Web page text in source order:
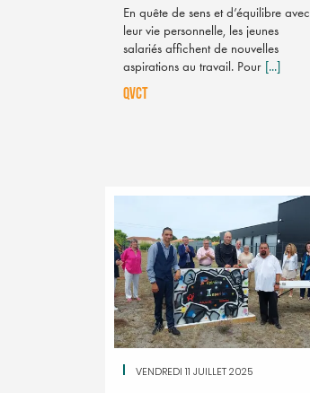
En quête de sens et d’équilibre avec
leur vie personnelle, les jeunes
salariés affichent de nouvelles
aspirations au travail. Pour [...]
QVCT
VENDREDI 11 JUILLET 2025